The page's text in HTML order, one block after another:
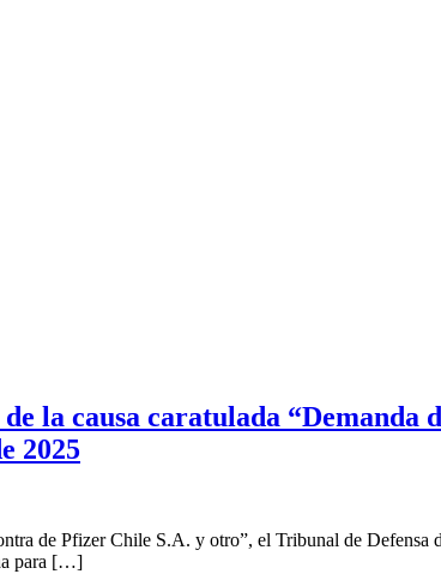
la causa caratulada “Demanda
2025
de Pfizer Chile S.A. y otro”, el Tribunal de
para […]